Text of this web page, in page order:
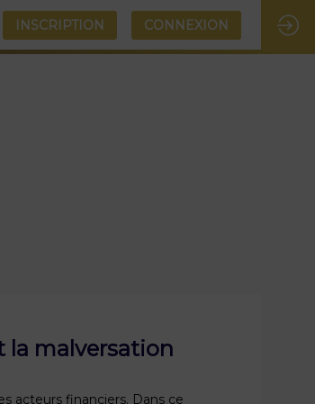
INSCRIPTION CONNEXION
la malversation
acteurs financiers. Dans ce